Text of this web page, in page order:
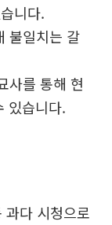
니다.
불일치는 갈
사를 통해 현
있습니다.
과다 시청으로